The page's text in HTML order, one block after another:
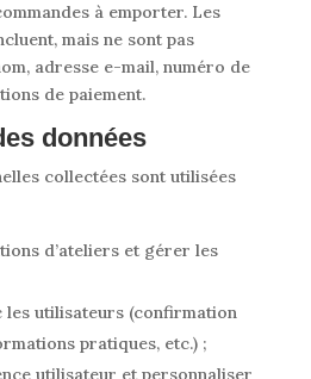
à emporter. Les
mais ne sont pas
adresse e-mail, numéro de
de paiement.
données
collectées sont utilisées
d’ateliers et gérer les
les utilisateurs (confirmation
pratiques, etc.) ;
utilisateur et personnaliser